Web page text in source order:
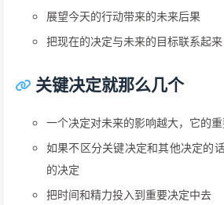
展望今天的行动带来的未来后果
把现在的决定与未来的目标联系起来
关键决定就那么几个
一个决定对未来的影响越大，它的
如果不区分关键决定和其他决定的
的决定
把时间和精力投入到重要决定中去